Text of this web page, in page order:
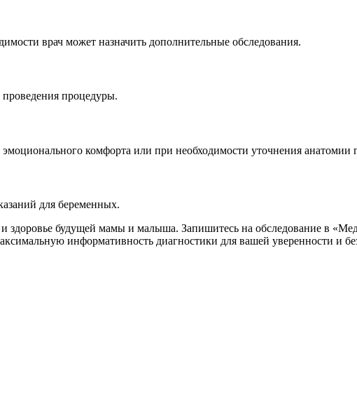
врач может назначить дополнительные обследования.
процедуры.
комфорта или при необходимости уточнения анатомии
для беременных.
здоровье будущей мамы и малыша. Запишитесь на обследование в
информативность диагностики для вашей уверенности и